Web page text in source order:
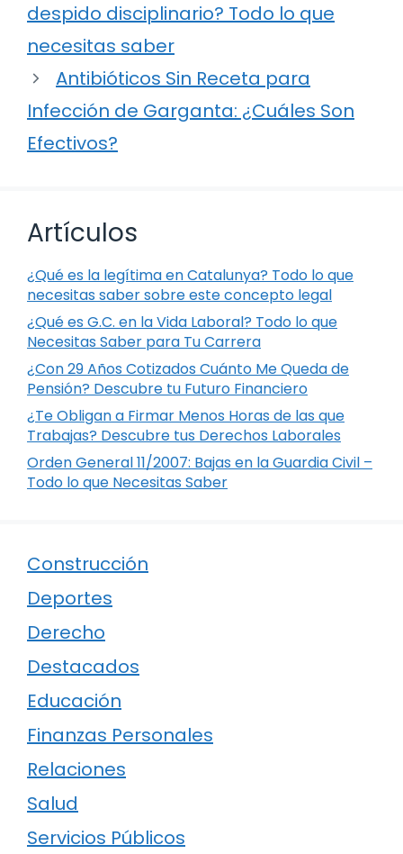
despido disciplinario? Todo lo que
necesitas saber
Antibióticos Sin Receta para
Infección de Garganta: ¿Cuáles Son
Efectivos?
Artículos
¿Qué es la legítima en Catalunya? Todo lo que
necesitas saber sobre este concepto legal
¿Qué es G.C. en la Vida Laboral? Todo lo que
Necesitas Saber para Tu Carrera
¿Con 29 Años Cotizados Cuánto Me Queda de
Pensión? Descubre tu Futuro Financiero
¿Te Obligan a Firmar Menos Horas de las que
Trabajas? Descubre tus Derechos Laborales
Orden General 11/2007: Bajas en la Guardia Civil –
Todo lo que Necesitas Saber
Construcción
Deportes
Derecho
Destacados
Educación
Finanzas Personales
Relaciones
Salud
Servicios Públicos